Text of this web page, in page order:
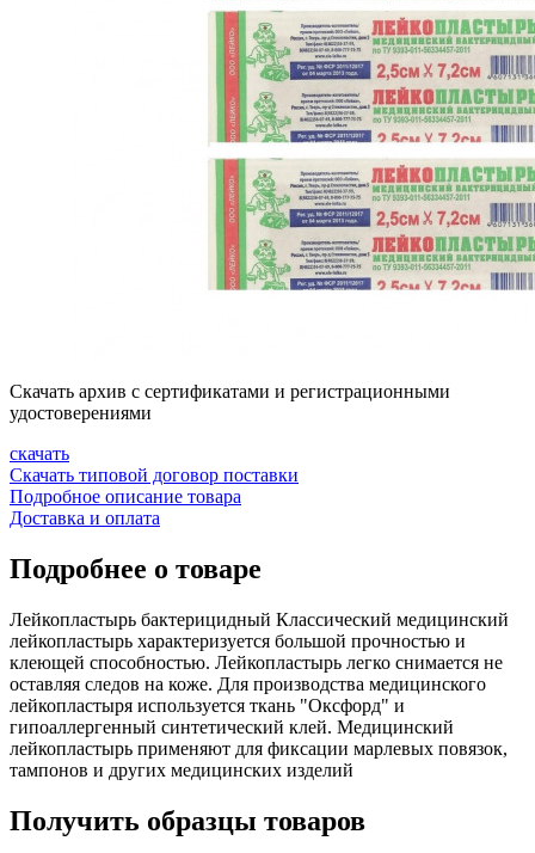
Скачать архив с сертификатами и регистрационными
удостоверениями
скачать
Скачать типовой договор поставки
Подробное описание товара
Доставка и оплата
Подробнее о товаре
Лейкопластырь бактерицидный Классический медицинский
лейкопластырь характеризуется большой прочностью и
клеющей способностью. Лейкопластырь легко снимается не
оставляя следов на коже. Для производства медицинского
лейкопластыря используется ткань "Оксфорд" и
гипоаллергенный синтетический клей. Медицинский
лейкопластырь применяют для фиксации марлевых повязок,
тампонов и других медицинских изделий
Получить образцы товаров